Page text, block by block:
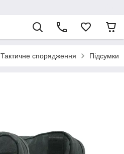
Тактичне спорядження Підсумки